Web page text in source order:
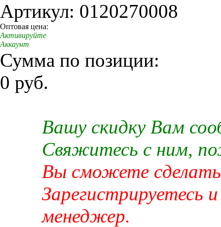
Артикул: 0120270008
Оптовая цена:
Активируйте
Аккаунт
Сумма по позиции:
0 руб.
Вашу скидку Вам
Свяжитесь с ним,
Вы сможете сделать
Зарегистрируетесь
менеджер.